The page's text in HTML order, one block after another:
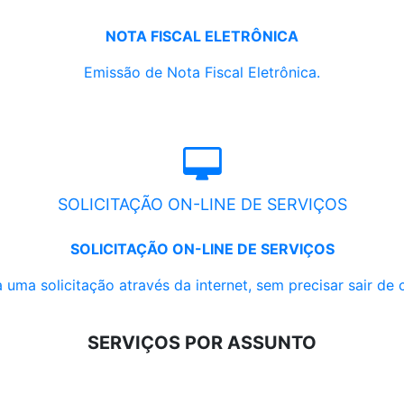
NOTA FISCAL ELETRÔNICA
Emissão de Nota Fiscal Eletrônica.
SOLICITAÇÃO ON-LINE DE SERVIÇOS
SOLICITAÇÃO ON-LINE DE SERVIÇOS
uma solicitação através da internet, sem precisar sair de
SERVIÇOS POR ASSUNTO